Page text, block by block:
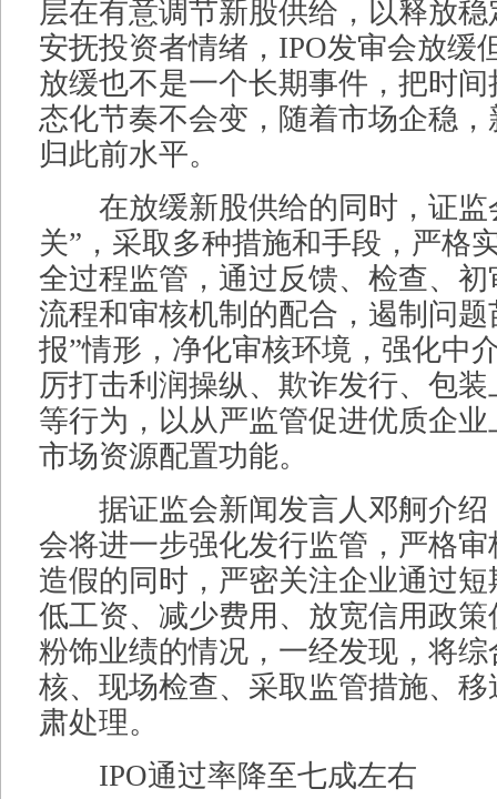
层在有意调节新股供给，以释放
安抚投资者情绪，IPO发审会放缓
放缓也不是一个长期事件，把时
态化节奏不会变，随着市场企稳
归此前水平。
在放缓新股供给的同时，证监
关”，采取多种措施和手段，严格
全过程监管，通过反馈、检查、
流程和审核机制的配合，遏制问题
报”情形，净化审核环境，强化中
厉打击利润操纵、欺诈发行、包
等行为，以从严监管促进优质企
市场资源配置功能。
据证监会新闻发言人邓舸介绍
会将进一步强化发行监管，严格
造假的同时，严密关注企业通过
低工资、减少费用、放宽信用政
粉饰业绩的情况，一经发现，将
核、现场检查、采取监管措施、
肃处理。
IPO通过率降至七成左右